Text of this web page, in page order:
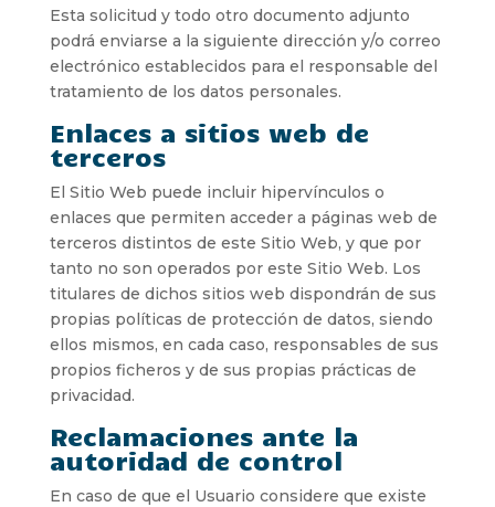
Esta solicitud y todo otro documento adjunto
podrá enviarse a la siguiente dirección y/o correo
electrónico establecidos para el responsable del
tratamiento de los datos personales.
Enlaces a sitios web de
terceros
El Sitio Web puede incluir hipervínculos o
enlaces que permiten acceder a páginas web de
terceros distintos de este Sitio Web, y que por
tanto no son operados por este Sitio Web. Los
titulares de dichos sitios web dispondrán de sus
propias políticas de protección de datos, siendo
ellos mismos, en cada caso, responsables de sus
propios ficheros y de sus propias prácticas de
privacidad.
Reclamaciones ante la
autoridad de control
En caso de que el Usuario considere que existe